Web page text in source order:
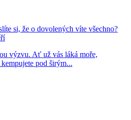
si, že o dovolených víte všechno?
výzvu. Ať už vás láká moře,
pod širým...